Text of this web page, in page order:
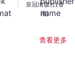
皇冠出版社(香
港)
查看更多